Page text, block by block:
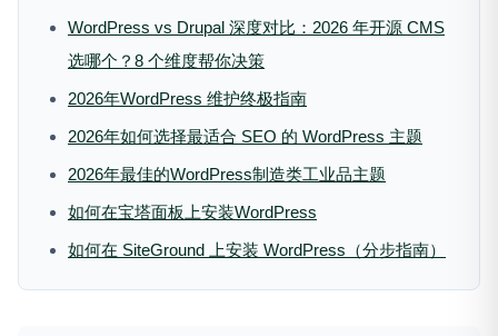
WordPress vs Drupal 深度对比：2026 年开源 CMS
选哪个？8 个维度帮你决策
2026年WordPress 维护终极指南
2026年如何选择最适合 SEO 的 WordPress 主题
2026年最佳的WordPress制造类工业品主题
如何在宝塔面板上安装WordPress
如何在 SiteGround 上安装 WordPress（分步指南）